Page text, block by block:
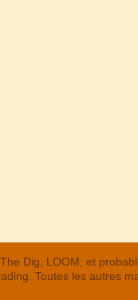
Dig, LOOM, et
Toutes les autres